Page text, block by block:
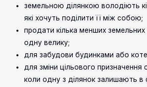
земельною ділянкою володіють
які хочуть поділити її між собою;
продати кілька менших земельних
одну велику;
для забудови будинками або
для зміни цільового призначення
коли одну з ділянок залишають в